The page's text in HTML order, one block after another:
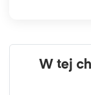
W tej